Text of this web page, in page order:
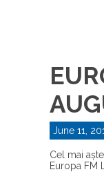
June 11,
Cel mai
Europa FM